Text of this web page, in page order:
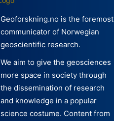
Geoforskning.no is the foremost
communicator of Norwegian
geoscientific research.
We aim to give the geosciences
more space in society through
the dissemination of research
and knowledge in a popular
science costume. Content from